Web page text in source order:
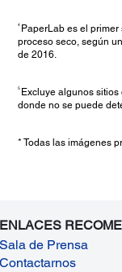
4 PaperLab es el
proceso seco, según
de 2016.
5 Excluye algunos
donde no se puede
* Todas las imágenes
ENLACES
Sala de Prensa
Contactarnos